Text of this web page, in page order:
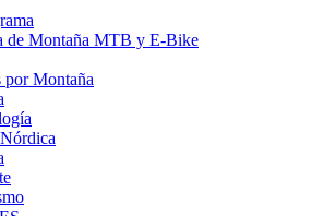
de Montaña MTB y E-Bike
por Montaña